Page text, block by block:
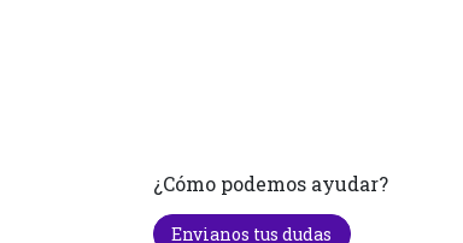
¿Cómo podemos ayudar?
Envianos tus dudas